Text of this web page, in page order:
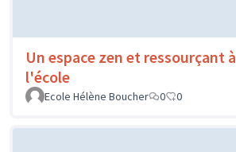
Un espace zen et ressourçant à
l'école
Ecole Hélène Boucher
0 0